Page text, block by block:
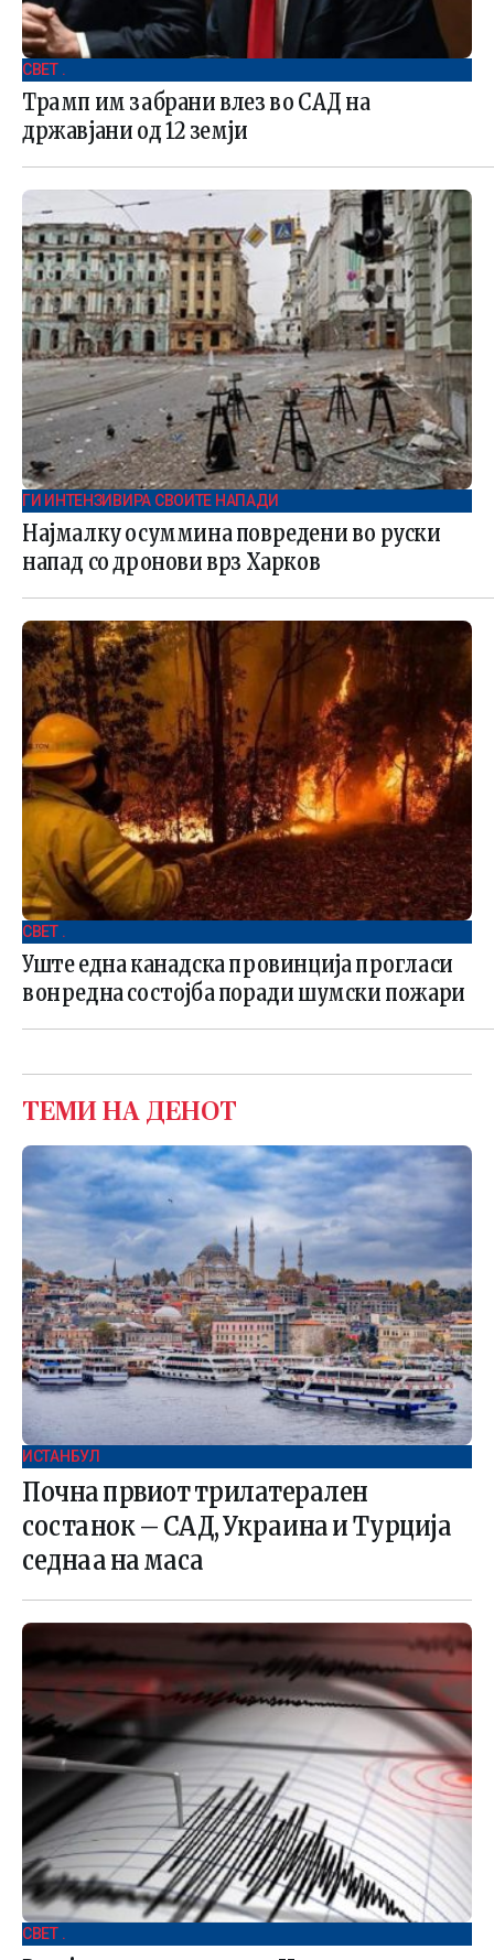
СВЕТ .
Трамп им забрани влез во САД на
државјани од 12 земји
ГИ ИНТЕНЗИВИРА СВОИТЕ НАПАДИ
Најмалку осуммина повредени во руски
напад со дронови врз Харков
СВЕТ .
Уште една канадска провинција прогласи
вонредна состојба поради шумски пожари
ТЕМИ НА ДЕНОТ
ИСТАНБУЛ
Почна првиот трилатерален
состанок – САД, Украина и Турција
седнаа на маса
СВЕТ .